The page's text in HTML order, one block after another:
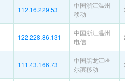
112.16.229.53
中国浙江温州
移动
122.228.86.131
中国浙江温州
电信
111.43.166.73
中国黑龙江哈
尔滨移动